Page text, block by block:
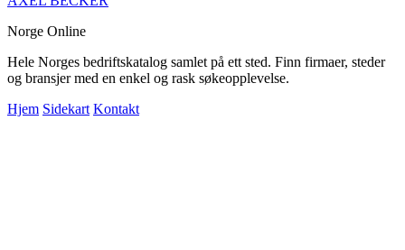
Norge Online
Hele Norges bedriftskatalog samlet på ett sted. Finn firmaer, steder
og bransjer med en enkel og rask søkeopplevelse.
Hjem Sidekart Kontakt